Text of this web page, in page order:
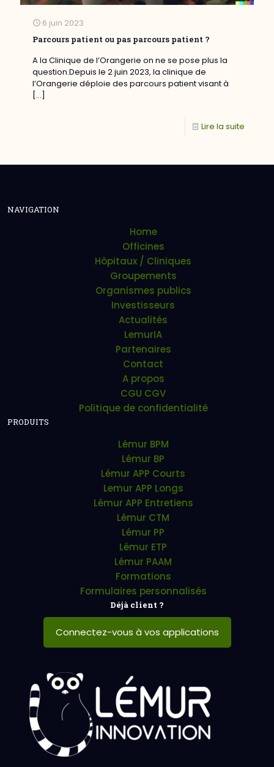
6 juin 2023
Parcours patient ou pas parcours patient ?
A la Clinique de l’Orangerie on ne se pose plus la
question.Depuis le 2 juin 2023, la clinique de
l’Orangerie déploie des parcours patient visant à
[…]
Lire la suite
NAVIGATION
Home
Officines
Hôpitaux / Cliniques
Groupements
Organismes publics
Investisseurs
Actualités
LemurIA
Partenaires
Contact
A propos
CGU CGV
Politique de confidentialité
PRODUITS
Lémur BPM
Lémur BP
Lémur APP Courts
Lemur APP Longs
Lémur APP Entretiens
Lémur CTM
Lémur PP
Lémur ETP
Lémur PAAM
Formations
Formulaires personnalisés
Déjà client ?
Connectez-vous à vos applications